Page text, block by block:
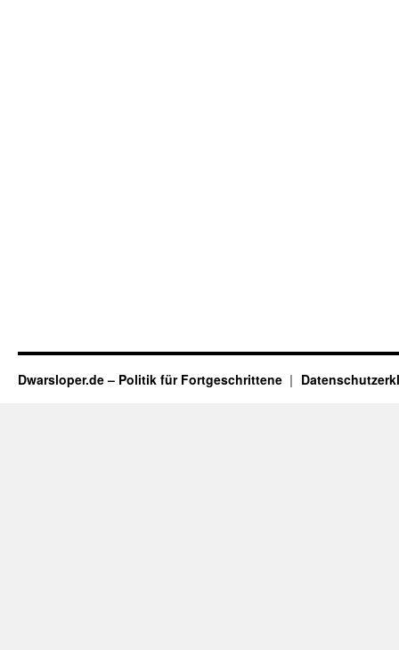
Dwarsloper.de – Politik für Fortgeschrittene